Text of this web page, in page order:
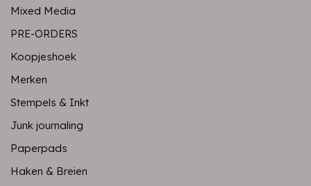
Mixed Media
PRE-ORDERS
Koopjeshoek
Merken
Stempels & Inkt
Junk journaling
Paperpads
Haken & Breien